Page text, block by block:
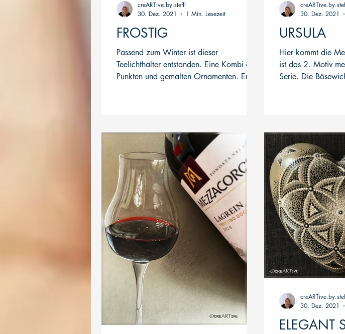
FROSTIG
Passend zum Winter ist dieser
Teelichthalter entstanden. Eine Kombi aus
Punkten und gemalten Ornamenten. Er ist
creARTive.by.steffi
30. Dez. 2021
1 Min. Lesezeit
URSULA
Hier kommt die
ist das 2. Motiv
Serie. Die
30. Dez. 2021
ELEGANT
30. Dez. 2021